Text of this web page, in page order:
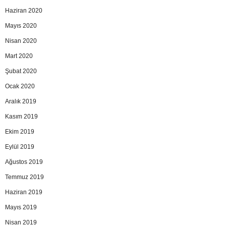
Haziran 2020
Mayıs 2020
Nisan 2020
Mart 2020
Şubat 2020
Ocak 2020
Aralık 2019
Kasım 2019
Ekim 2019
Eylül 2019
Ağustos 2019
Temmuz 2019
Haziran 2019
Mayıs 2019
Nisan 2019